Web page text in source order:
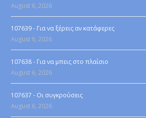
August 6, 2026
107639 - Για να ξέρεις αν κατάφερες
August 6, 2026
107638 - Για να μπεις στο πλαίσιο
August 6, 2026
107637 - Οι συγκρούσεις
August 6, 2026